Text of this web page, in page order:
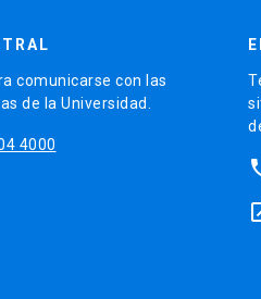
comunicarse con las
de la Universidad.
4000